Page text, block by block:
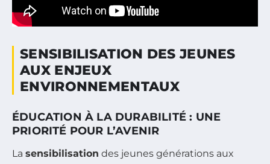
SENSIBILISATION DES JEUNES
AUX ENJEUX
ENVIRONNEMENTAUX
ÉDUCATION À LA DURABILITÉ : UNE
PRIORITÉ POUR L’AVENIR
La sensibilisation des jeunes générations aux